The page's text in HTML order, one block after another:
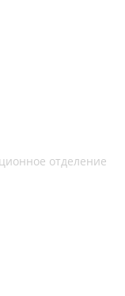
отделение